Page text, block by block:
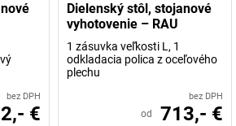
bez DPH
€
Dielenský stôl, stojanové
vyhotovenie – RAU
1 zásuvka veľkosti L, 1
odkladacia polica z oceľového
plechu
bez DPH
od 713,- €